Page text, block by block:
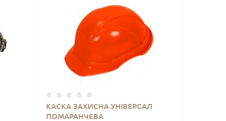
КАСКА ЗАХИСНА УНІВЕРСАЛ
ПОМАРАНЧЕВА